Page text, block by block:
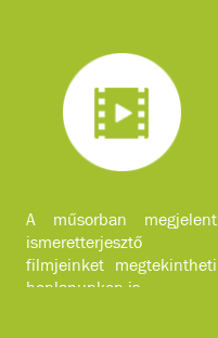
A műsorban megjelent
ismeretterjesztő
filmjeinket megtekintheti
honlapunkon is.